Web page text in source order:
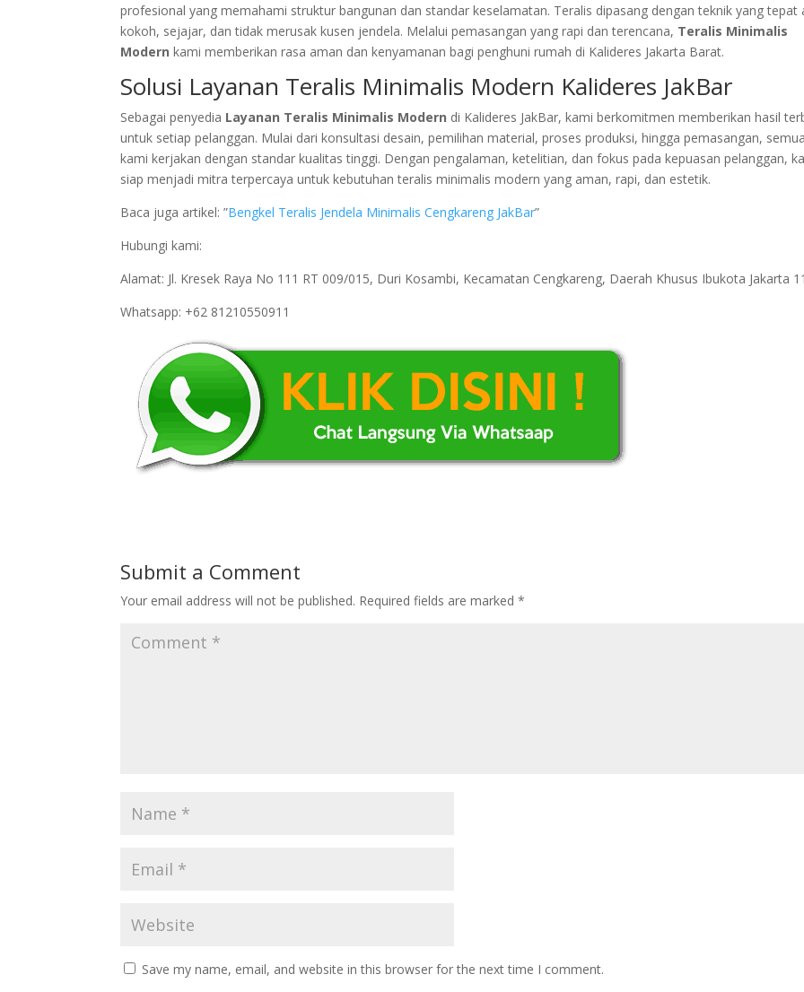
profesional yang memahami struktur bangunan dan standar keselamatan. Teralis dipasang dengan teknik yang tepat
kokoh, sejajar, dan tidak merusak kusen jendela. Melalui pemasangan yang rapi dan terencana, Teralis Minimalis
Modern kami memberikan rasa aman dan kenyamanan bagi penghuni rumah di Kalideres Jakarta Barat.
Solusi Layanan Teralis Minimalis Modern Kalideres JakBar
Sebagai penyedia Layanan Teralis Minimalis Modern di Kalideres JakBar, kami berkomitmen memberikan hasil
untuk setiap pelanggan. Mulai dari konsultasi desain, pemilihan material, proses produksi, hingga pemasangan,
kami kerjakan dengan standar kualitas tinggi. Dengan pengalaman, ketelitian, dan fokus pada kepuasan pelanggan,
siap menjadi mitra terpercaya untuk kebutuhan teralis minimalis modern yang aman, rapi, dan estetik.
Baca juga artikel: ”Bengkel Teralis Jendela Minimalis Cengkareng JakBar”
Hubungi kami:
Alamat: Jl. Kresek Raya No 111 RT 009/015, Duri Kosambi, Kecamatan Cengkareng, Daerah Khusus Ibukota Jakarta
Whatsapp: +62 81210550911
Submit a Comment
Your email address will not be published. Required fields are marked*
Save my name, email, and website in this browser for the next time I comment.